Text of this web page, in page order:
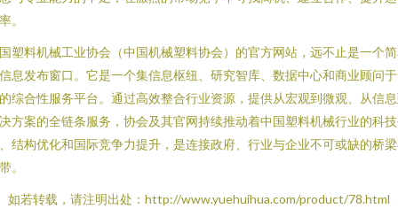
。
塑料机械工业协会（中国机械塑料协会）的官方网站，远不止是一个
息发布窗口。它是一个集信息枢纽、研究智库、数据中心和商业顾问
综合性服务平台。通过高效整合行业资源，提供从宏观到微观、从信
方案的全链条服务，协会及其官网持续推动着中国塑料机械行业的科
结构优化和国际竞争力提升，是连接政府、行业与企业不可或缺的桥
。
如若转载，请注明出处：http://www.yuehuihua.com/product/78.html